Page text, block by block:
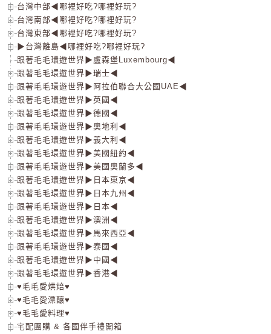
台灣中部◀哪裡好吃?哪裡好玩?
台灣南部◀哪裡好吃?哪裡好玩?
台灣東部◀哪裡好吃?哪裡好玩?
▶台灣離島◀哪裡好吃?哪裡好玩?
跟著毛毛環遊世界▶盧森堡Luxembourg◀
跟著毛毛環遊世界▶瑞士◀
跟著毛毛環遊世界▶阿拉伯聯合大公國UAE◀
跟著毛毛環遊世界▶英國◀
跟著毛毛環遊世界▶德國◀
跟著毛毛環遊世界▶奧地利◀
跟著毛毛環遊世界▶義大利◀
跟著毛毛環遊世界▶美國紐約◀
跟著毛毛環遊世界▶美國奧蘭多◀
跟著毛毛環遊世界▶日本東京◀
跟著毛毛環遊世界▶日本九州◀
跟著毛毛環遊世界▶日本◀
跟著毛毛環遊世界▶澳洲◀
跟著毛毛環遊世界▶馬來西亞◀
跟著毛毛環遊世界▶泰國◀
跟著毛毛環遊世界▶中國◀
跟著毛毛環遊世界▶香港◀
♥毛毛愛烘焙♥
♥毛毛愛漂釀♥
♥毛毛愛料理♥
宅配團購 & 各國伴手禮開箱